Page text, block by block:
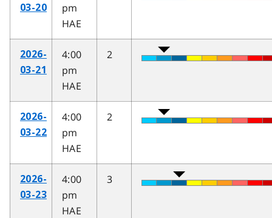
03-20
pm
HAE
2026-
03-21
4:00
pm
HAE
2
2026-
03-22
4:00
pm
HAE
2
2026-
03-23
4:00
pm
HAE
3